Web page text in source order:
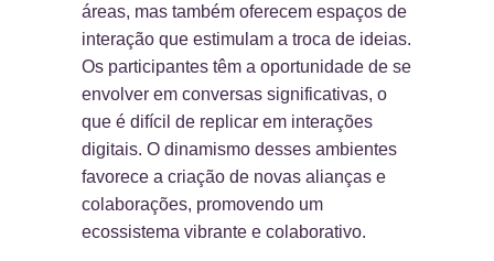
áreas, mas também oferecem espaços de
interação que estimulam a troca de ideias.
Os participantes têm a oportunidade de se
envolver em conversas significativas, o
que é difícil de replicar em interações
digitais. O dinamismo desses ambientes
favorece a criação de novas alianças e
colaborações, promovendo um
ecossistema vibrante e colaborativo.